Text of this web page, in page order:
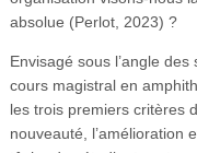
absolue (Perlot, 2023) ?
Envisagé sous l’angle
cours magistral en
les trois premiers critères
nouveauté, l’amélioration